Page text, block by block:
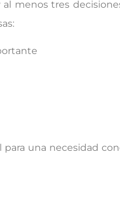
menos tres
una necesidad